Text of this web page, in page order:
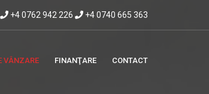
+4 0762 942 226 +4 0740 665 363
VÂNZARE FINANŢARE CONTACT